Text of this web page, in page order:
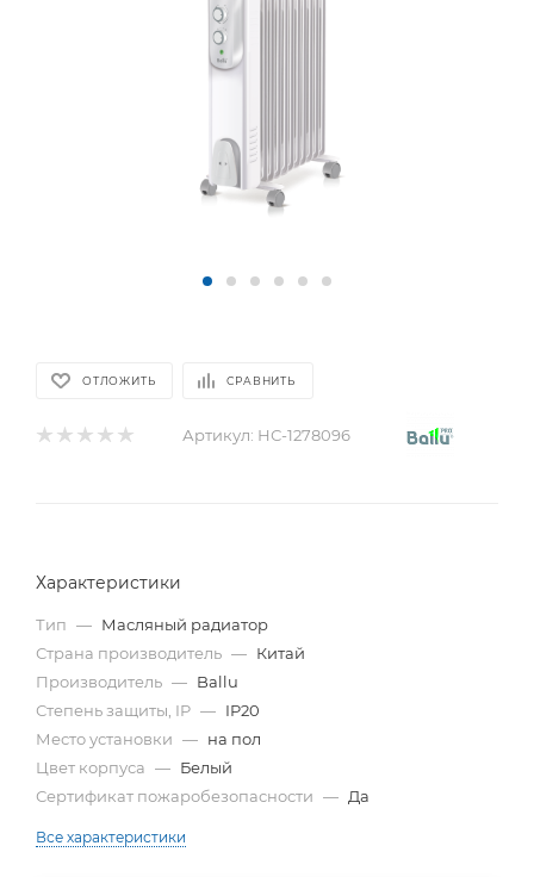
ОТЛОЖИТЬ СРАВНИТЬ
Артикул: НС-1278096
Характеристики
Тип — Масляный радиатор
Страна производитель — Китай
Производитель — Ballu
Степень защиты, IP — IP20
Место установки — на пол
Цвет корпуса — Белый
Сертификат пожаробезопасности — Да
Все характеристики